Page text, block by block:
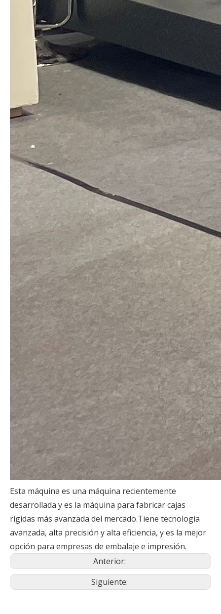
Esta máquina es una máquina recientemente
desarrollada y es la máquina para fabricar cajas
rígidas más avanzada del mercado.Tiene tecnología
avanzada, alta precisión y alta eficiencia, y es la mejor
opción para empresas de embalaje e impresión.
Anterior:
Siguiente: